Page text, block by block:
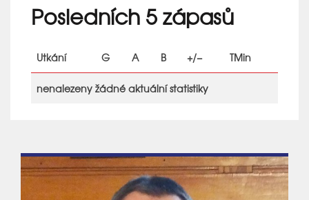
Posledních 5 zápasů
Utkání G A B +/− TMin
nenalezeny žádné aktuální statistiky